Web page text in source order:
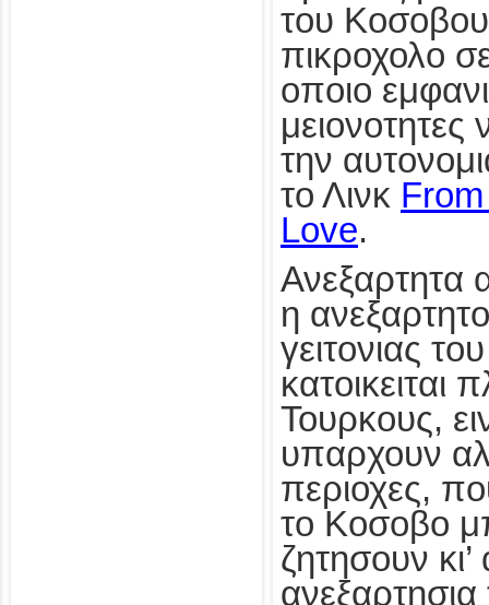
του
πικροχολο
οποιο
μειονοτητες
την
το Λινκ
Love.
Ανεξαρτητα
η
γειτονιας
κατοικειται
Τουρκους,
υπαρχουν
περιοχες,
το Κοσοβο
ζητησουν κι’